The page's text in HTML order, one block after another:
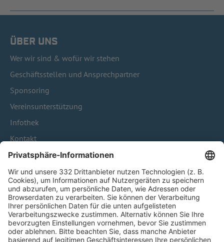
ÜBER UNS
Wer wir sind & wofür wir stehen
Geschäftsstellen und Ansprechpartner
Sponsoring
Vereinsunterstützung
Infothek
Kontakt
HÄUFIG BESUCHTE SEITEN
Pässe und Vereinswechsel
Trainerausbildung
Schulungsangebot Vereinsmitarbeiter
BFV-Geschäftsstellen